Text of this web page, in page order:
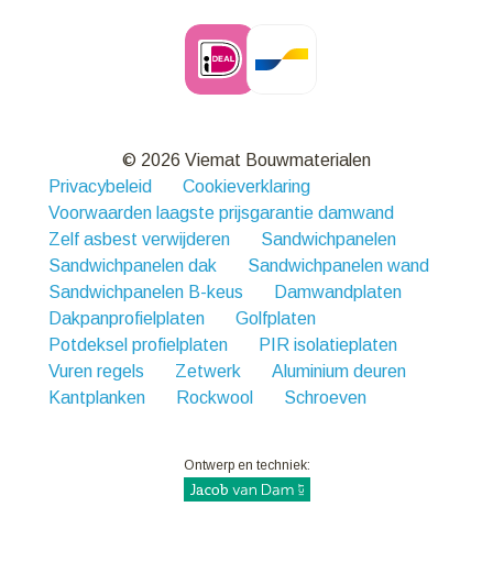
© 2026 Viemat Bouwmaterialen
Privacybeleid
Cookieverklaring
Voorwaarden laagste prijsgarantie damwand
Zelf asbest verwijderen
Sandwichpanelen
Sandwichpanelen dak
Sandwichpanelen wand
Sandwichpanelen B-keus
Damwandplaten
Dakpanprofielplaten
Golfplaten
Potdeksel profielplaten
PIR isolatieplaten
Vuren regels
Zetwerk
Aluminium deuren
Kantplanken
Rockwool Schroeven
Ontwerp en techniek: